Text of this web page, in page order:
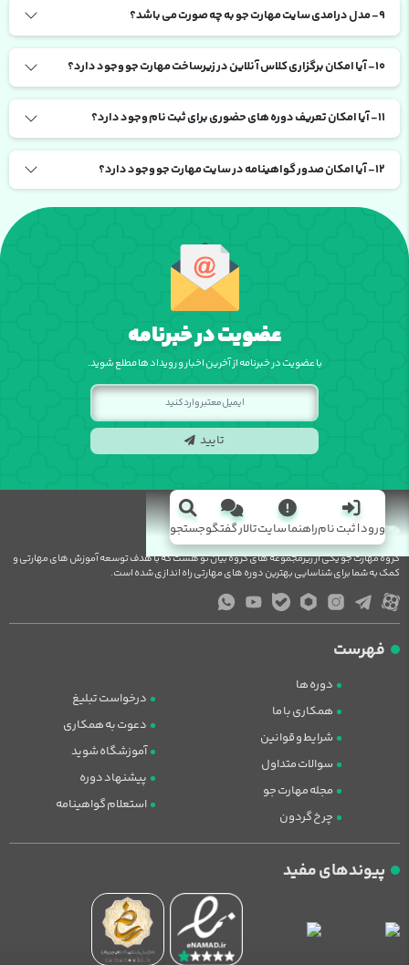
9- مدل درامدی سایت مهارت جو به چه صورت می باشد؟
10- آیا امکان برگزاری کلاس آنلاین در زیرساخت مهارت جو وجود دارد؟
11- آیا امکان تعریف دوره های حضوری برای ثبت نام وجود دارد؟
12- آیا امکان صدور گواهینامه در سایت مهارت جو وجود دارد؟
عضویت در خبرنامه
با عضویت در خبرنامه از آخرین اخبار و رویداد ها مطلع شوید.
تایید
ورود | ثبت نامراهنما سایتتالار گفتگوجستجو
گروه مهارت جو یکی از زیرمجموعه های گروه بیان نو هست که با هدف توسعه آموزش های مهارتی و
کمک به شما برای شناسایی بهترین دوره های مهارتی راه اندازی شده است.
فهرست
دوره ها
همکاری با ما
شرایط و قوانین
سوالات متداول
مجله مهارت جو
چرخ گردون
درخواست تبلیغ
دعوت به همکاری
آموزشگاه شوید
پیشنهاد دوره
استعلام گواهینامه
پیوندهای مفید